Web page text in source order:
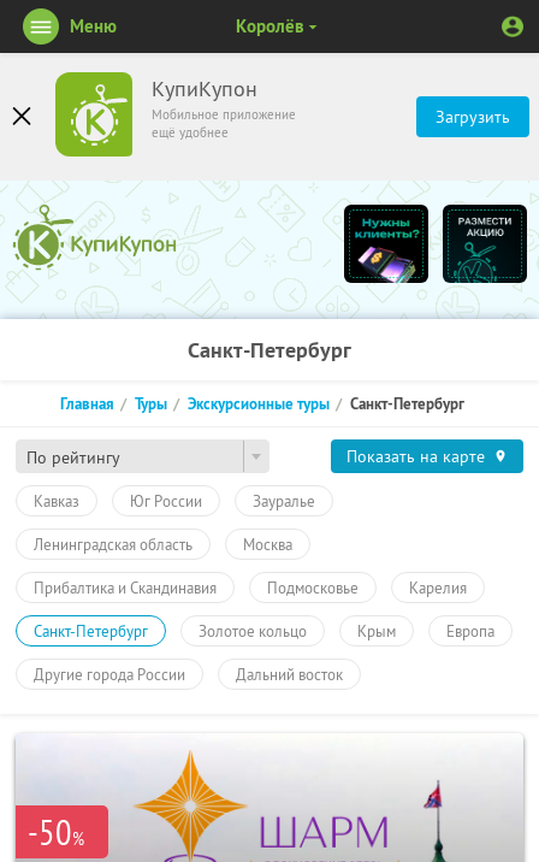
КупиКупон
Мобильное приложение
ещё удобнее
Загрузить
Меню Королёв
Санкт-Петербург
По рейтингу
Главная Туры Экскурсионные туры Санкт-Петербург
Показать на карте
Кавказ Юг России Зауралье
Ленинградская область Москва
Прибалтика и Скандинавия Подмосковье Карелия
Санкт-Петербург Золотое кольцо Крым Европа
Другие города России Дальний восток
-50%